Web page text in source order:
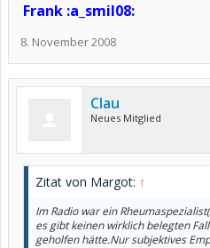
Frank :a_smil08:
8. November 2008
Clau
Neues Mitglied
Zitat von Margot: ↑
Im Radio war ein
es gibt keinen wirklich belegten
geholfen hätte.Nur subjektives